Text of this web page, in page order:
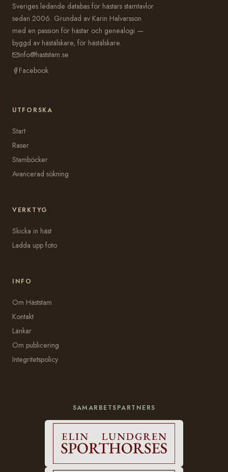
Sveriges ledande databas för hästars stamtavlor
sedan 2006. Grundad av Karin Halvarsson
med en passion för hästar och genealogi —
byggd av hästälskare, för hästälskare.
info@haststam.se
Facebook
UTFORSKA
Start
Raser
Stamböcker
Avancerad sökning
VERKTYG
Skicka in häst
Ladda upp foto
INFO
Om Häststam
Kontakt
Länkar
Om publicering
Integritetspolicy
SAMARBETSPARTNERS